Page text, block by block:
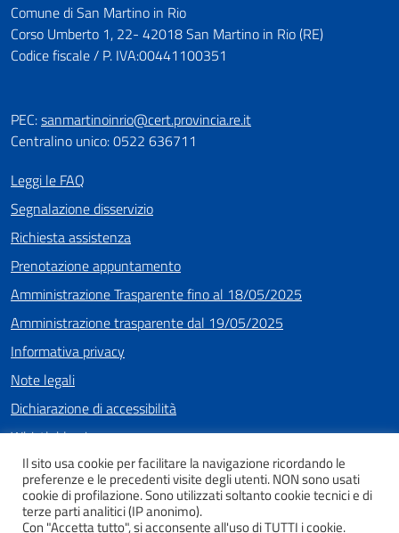
Comune di San Martino in Rio
Corso Umberto 1, 22- 42018 San Martino in Rio (RE)
Codice fiscale / P. IVA:00441100351
PEC:sanmartinoinrio@cert.provincia.re.it
Centralino unico: 0522 636711
Leggi le FAQ
Segnalazione disservizio
Richiesta assistenza
Prenotazione appuntamento
Amministrazione Trasparente fino al 18/05/2025
Amministrazione trasparente dal 19/05/2025
Informativa privacy
Note legali
Dichiarazione di accessibilità
Whistleblowing
SEGUICI SU
Il sito usa cookie per facilitare la navigazione ricordando le
preferenze e le precedenti visite degli utenti. NON sono usati
cookie di profilazione. Sono utilizzati soltanto cookie tecnici e di
terze parti analitici (IP anonimo).
Con "Accetta tutto", si acconsente all'uso di TUTTI i cookie.